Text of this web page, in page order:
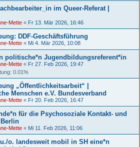
im Queer-Referat |
Mette « Fr 13. Mär 2026, 16:46
DDF-Geschäftsführung
Mette « Mi 4. Mär 2026, 10:08
politische*n Jugendbildungsreferent*in
Mette « Fr 27. Feb 2026, 19:47
0.01%
„Öffentlichkeitsarbeit“ |
Menschen e.V. Bundesverband
Mette « Fr 20. Feb 2026, 16:47
für die Psychosoziale Kontakt- und
Mette « Mi 11. Feb 2026, 11:06
o. landesweit mobil in SH eine*n